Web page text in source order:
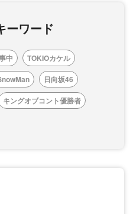
ーワード
中
TOKIOカケル
日向坂46
キングオブコント優勝者